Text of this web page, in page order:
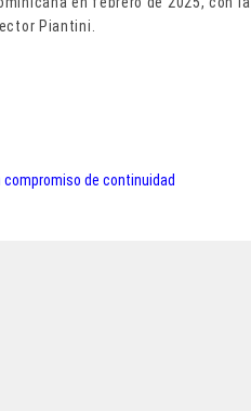
Piantini.
de continuidad